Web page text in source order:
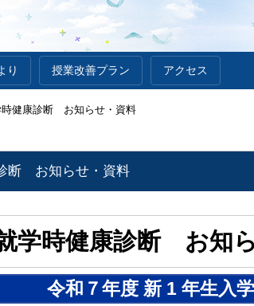
り 授業改善プラン アクセス
健康診断 お知らせ・資料
断 お知らせ・資料
学時健康診断 お知
令和７年度 新 1 年生入